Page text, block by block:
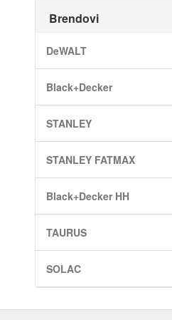
Brendovi
DeWALT
Black+Decker
STANLEY
STANLEY FATMAX
Black+Decker HH
TAURUS
SOLAC